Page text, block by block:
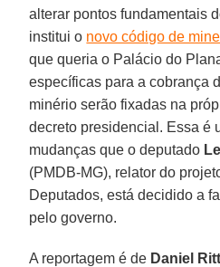
alterar pontos fundamentais
institui o novo código de
que queria o Palácio do
específicas para a cobrança
minério serão fixadas na
decreto presidencial. Essa é
mudanças que o deputado
(PMDB-MG), relator do
Deputados, está decidido a
pelo governo.
A reportagem é de Daniel